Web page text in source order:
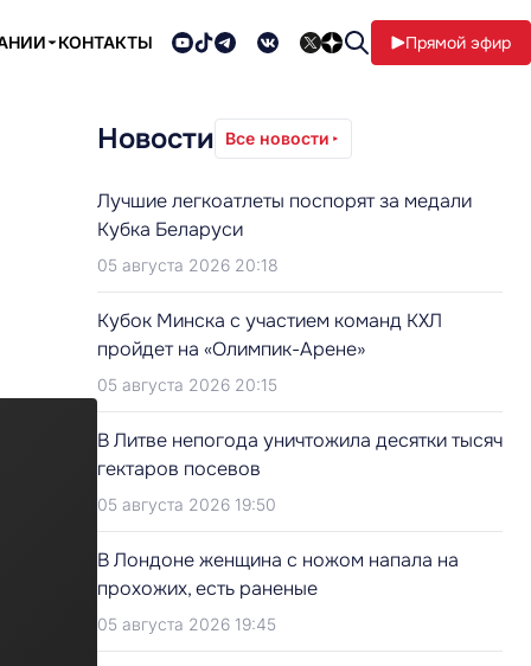
КОНТАКТЫ Прямой эфир
Новости Все новости
Лучшие легкоатлеты поспорят за медали
Кубка Беларуси
05 августа 2026 20:18
Кубок Минска с участием команд КХЛ
пройдет на «Олимпик-Арене»
05 августа 2026 20:15
В Литве непогода уничтожила десятки тысяч
гектаров посевов
05 августа 2026 19:50
В Лондоне женщина с ножом напала на
прохожих, есть раненые
05 августа 2026 19:45